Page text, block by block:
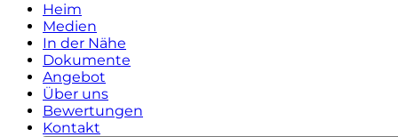
Heim
Medien
In der Nähe
Dokumente
Angebot
Über uns
Bewertungen
Kontakt